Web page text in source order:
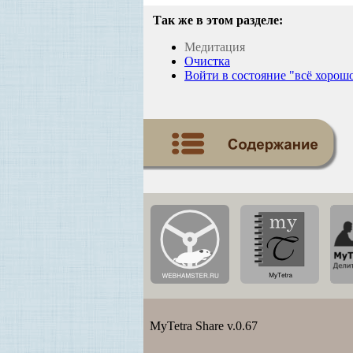
Так же в этом разделе:
Медитация
Очистка
Войти в состояние "всё
MyTetra Share v.0.67